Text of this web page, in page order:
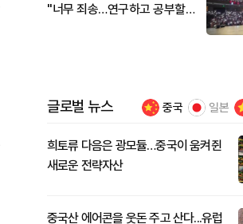
"너무 죄송…연구하고 공부할
글로벌 뉴스 중국 일본
희토류 다음은 광모듈…중국이 움켜쥔
새로운 전략자산
중국산 에어콘을 웃돈 주고 산다...유럽